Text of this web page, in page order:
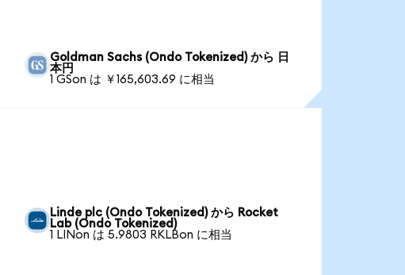
Goldman Sachs (Ondo Tokenized) から 日
本円
1 GSon は ￥165,603.69 に相当
Linde plc (Ondo Tokenized) から Rocket
Lab (Ondo Tokenized)
1 LINon は 5.9803 RKLBon に相当